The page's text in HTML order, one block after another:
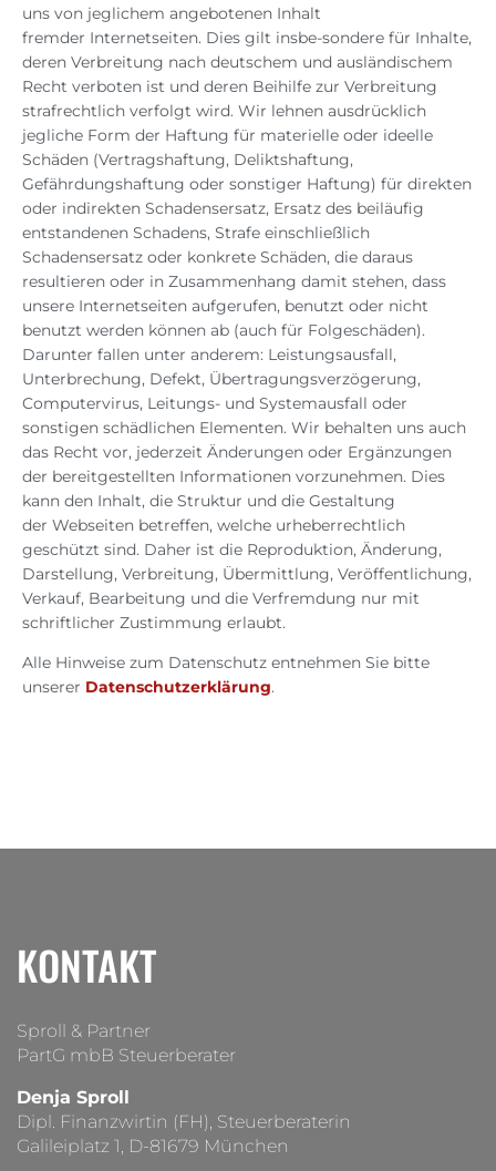
uns von jeglichem angebotenen Inhalt
fremder Internetseiten. Dies gilt insbe-sondere für Inhalte,
deren Verbreitung nach deutschem und ausländischem
Recht verboten ist und deren Beihilfe zur Verbreitung
strafrechtlich verfolgt wird. Wir lehnen ausdrücklich
jegliche Form der Haftung für materielle oder ideelle
Schäden (Vertragshaftung, Deliktshaftung,
Gefährdungshaftung oder sonstiger Haftung) für direkten
oder indirekten Schadensersatz, Ersatz des beiläufig
entstandenen Schadens, Strafe einschließlich
Schadensersatz oder konkrete Schäden, die daraus
resultieren oder in Zusammenhang damit stehen, dass
unsere Internetseiten aufgerufen, benutzt oder nicht
benutzt werden können ab (auch für Folgeschäden).
Darunter fallen unter anderem: Leistungsausfall,
Unterbrechung, Defekt, Übertragungsverzögerung,
Computervirus, Leitungs- und Systemausfall oder
sonstigen schädlichen Elementen. Wir behalten uns auch
das Recht vor, jederzeit Änderungen oder Ergänzungen
der bereitgestellten Informationen vorzunehmen. Dies
kann den Inhalt, die Struktur und die Gestaltung
der Webseiten betreffen, welche urheberrechtlich
geschützt sind. Daher ist die Reproduktion, Änderung,
Darstellung, Verbreitung, Übermittlung, Veröffentlichung,
Verkauf, Bearbeitung und die Verfremdung nur mit
schriftlicher Zustimmung erlaubt.
Alle Hinweise zum Datenschutz entnehmen Sie bitte
unserer Datenschutzerklärung.
KONTAKT
Sproll & Partner
PartG mbB Steuerberater
Denja Sproll
Dipl. Finanzwirtin (FH), Steuerberaterin
Galileiplatz 1, D-81679 München